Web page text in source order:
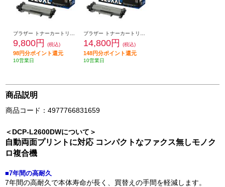
9,800円 (税込)
98円分ポイント還元
10営業日
14,800円 (税込)
148円分ポイント還元
10営業日
商品説明
商品コード：4977766831659
＜DCP-L2600DWについて＞
自動両面プリントに対応 コンパクトなファクス無しモノク
ロ複合機
■7年間の高耐久
7年間の高耐久で本体寿命が長く、買替えの手間を軽減します。